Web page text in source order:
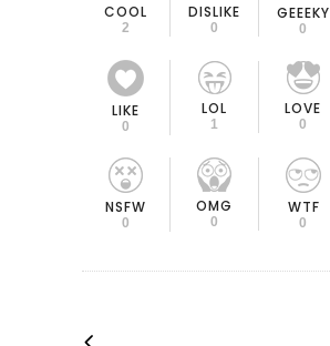
COOL
2
DISLIKE
0
GEEEKY
0
LIKE
0
LOL
1
LOVE
0
NSFW
0
OMG
0
WTF
0